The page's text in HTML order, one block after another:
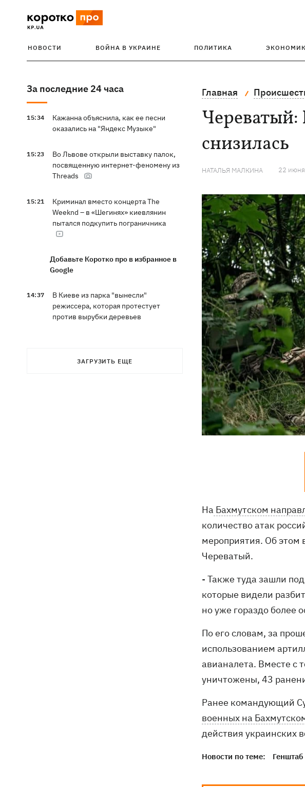
НОВОСТИ ВОЙНА В УКРАИНЕ ПОЛИТИКА
За последние 24 часа
15:34
Кажанна объяснила, как ее песни
оказались на "Яндекс Музыке"
15:23
Во Львове открыли выставку палок,
посвященную интернет-феномену из
Threads
15:21
Криминал вместо концерта The
Weeknd – в «Шегинях» киевлянин
пытался подкупить пограничника
Добавьте Коротко про в избранное в
Google
14:37
В Киеве из парка "вынесли"
режиссера, которая протестует
против вырубки деревьев
солдат» Палиса
ЗАГРУЗИТЬ ЕЩЕ
Главная
Череватый:
снизилась
НАТАЛЬЯ МАЛКИНА 22
На Бахмутском
количество атак
мероприятия. Об этом
Череватый.
- Также туда зашли
которые видели
но уже гораздо более
По его словам, за
использованием
авианалета. Вместе с
уничтожены, 43
Ранее командующий
военных на
действия украинских
Новости по теме: